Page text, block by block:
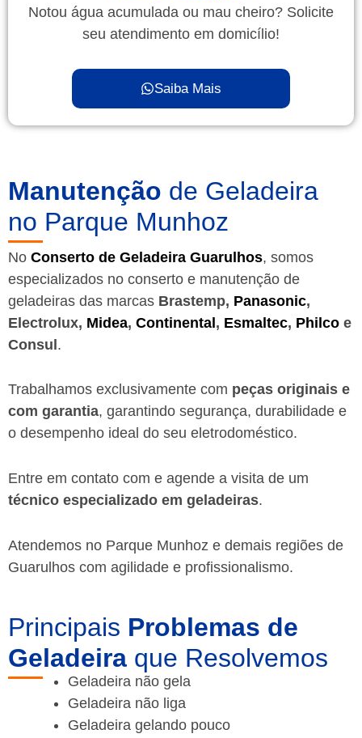
Notou água acumulada ou mau cheiro? Solicite
seu atendimento em domicílio!
Saiba Mais
Manutenção de Geladeira
no Parque Munhoz
No Conserto de Geladeira Guarulhos, somos
especializados no conserto e manutenção de
geladeiras das marcas Brastemp, Panasonic,
Electrolux, Midea, Continental, Esmaltec, Philco e
Consul.
Trabalhamos exclusivamente com peças originais e
com garantia, garantindo segurança, durabilidade e
o desempenho ideal do seu eletrodoméstico.
Entre em contato com e agende a visita de um
técnico especializado em geladeiras.
Atendemos no Parque Munhoz e demais regiões de
Guarulhos com agilidade e profissionalismo.
Principais Problemas de
Geladeira que Resolvemos
Geladeira não gela
Geladeira não liga
Geladeira gelando pouco